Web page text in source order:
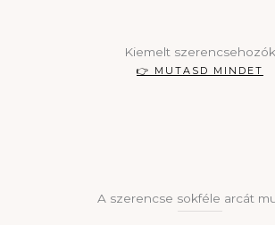
Kiemelt szerencsehozók
👉 MUTASD MINDET
A szerencse sokféle arcát